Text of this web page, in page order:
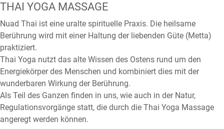
THAI YOGA MASSAGE
Nuad Thai ist eine uralte spirituelle Praxis. Die heilsame
Berührung wird mit einer Haltung der liebenden Güte (Metta)
praktiziert.
Thai Yoga nutzt das alte Wissen des Ostens rund um den
Energiekörper des Menschen und kombiniert dies mit der
wunderbaren Wirkung der Berührung.
Als Teil des Ganzen finden in uns, wie auch in der Natur,
Regulationsvorgänge statt, die durch die Thai Yoga Massage
angeregt werden können.